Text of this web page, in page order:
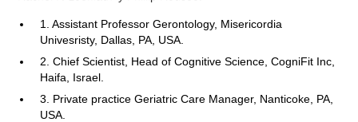
1. Assistant Professor Gerontology, Misericordia
Univesristy, Dallas, PA, USA.
2. Chief Scientist, Head of Cognitive Science, CogniFit Inc,
Haifa, Israel.
3. Private practice Geriatric Care Manager, Nanticoke, PA,
USA.